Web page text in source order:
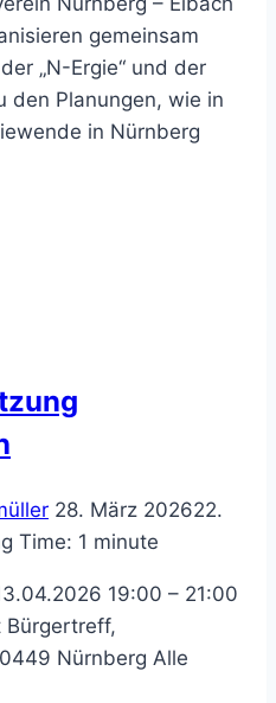
gemeinsam
„N-Ergie“ und der
den Planungen, wie in
in Nürnberg
28. März 202622.
Time: 1 minute
19:00 – 21:00
Bürgertreff,
Nürnberg Alle